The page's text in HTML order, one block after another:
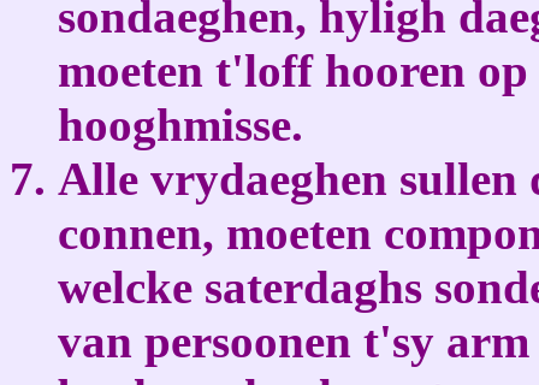
sondaeghen, hyligh
moeten t'loff hooren op
hooghmisse.
Alle vrydaeghen sullen
connen, moeten
welcke saterdaghs
van persoonen t'sy